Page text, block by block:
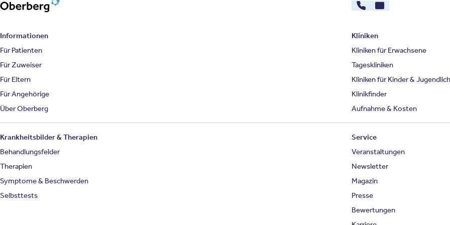
030 - 26478607
Kontakt
Informationen
Für Patienten
Für Zuweiser
Für Eltern
Für Angehörige
Über Oberberg
Kliniken
Kliniken für Erwachsene
Tageskliniken
Kliniken für Kinder &
Klinikfinder
Aufnahme & Kosten
Krankheitsbilder & Therapien
Behandlungsfelder
Therapien
Symptome & Beschwerden
Selbsttests
Service
Veranstaltungen
Newsletter
Magazin
Presse
Bewertungen